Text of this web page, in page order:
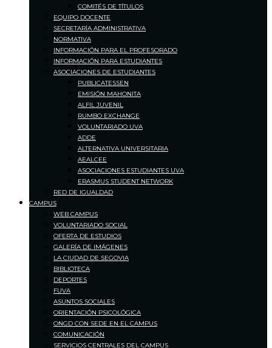
COMITÉS DE TÍTULOS
EQUIPO DOCENTE
SECRETARÍA ADMINISTRATIVA
NORMATIVA
INFORMACIÓN PARA EL PROFESORADO
INFORMACIÓN PARA ESTUDIANTES
ASOCIACIONES DE ESTUDIANTES
PUBLICATESSEN
EMISIÓN MAHONITA
ALFIL JUVENIL
RUMBO EXCHANGE
VOLUNTARIADO UVA
ADDE
ALTERNATIVA UNIVERSITARIA
AEALCEE
ASOCIACIONES ESTUDIANTES UVA
ERASMUS STUDENT NETWORK
RED DE IGUALDAD
CAMPUS
WEB CAMPUS
VOLUNTARIADO SOCIAL
OFERTA DE ESTUDIOS
GALERÍA DE IMÁGENES
LA CIUDAD DE SEGOVIA
BIBLIOTECA
DEPORTES
FUVA
ASUNTOS SOCIALES
ORIENTACIÓN PSICOLÓGICA
ONGD CON SEDE EN EL CAMPUS
COMUNICACIÓN
SERVICIOS CENTRALES DEL CAMPUS